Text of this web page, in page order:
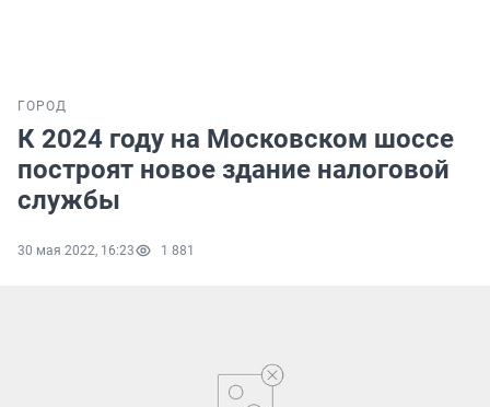
ГОРОД
К 2024 году на Московском шоссе
построят новое здание налоговой
службы
30 мая 2022, 16:23 1 881